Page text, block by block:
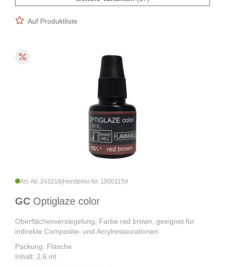
Auf Produktliste
Art.-Nr. 243218 Hersteller-Nr. 10001159
GC Optiglaze color
Oberflächenversiegelung, Farbe red brown, geeignet für
indirekte Composite- und Acrylrestaurationen
Packung: Flasche
Inhalt: 2,6 ml